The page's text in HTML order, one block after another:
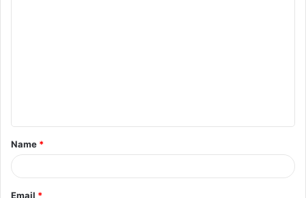
t
*
Name *
Email *